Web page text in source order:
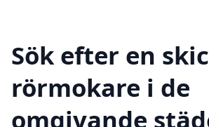
Sök efter en
rörmokare i de
omgivande